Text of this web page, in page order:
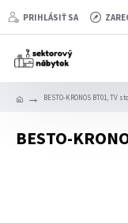
PRIHLÁSIŤ SA
BESTO-KRONOS BT01, TV
BESTO-